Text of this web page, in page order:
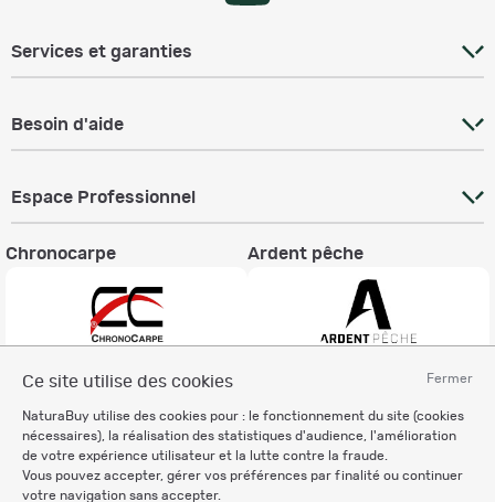
Fermer
Ce site utilise des cookies
NaturaBuy utilise des cookies pour : le fonctionnement du site (cookies
nécessaires), la réalisation des statistiques d'audience, l'amélioration
de votre expérience utilisateur et la lutte contre la fraude.
Vous pouvez accepter, gérer vos préférences par finalité ou continuer
votre navigation sans accepter.
Services et garanties
Besoin d'aide
Espace Professionnel
Chronocarpe Ardent pêche
Charte éthique
Mentions légales
Règlement & Conditions d'utilisation